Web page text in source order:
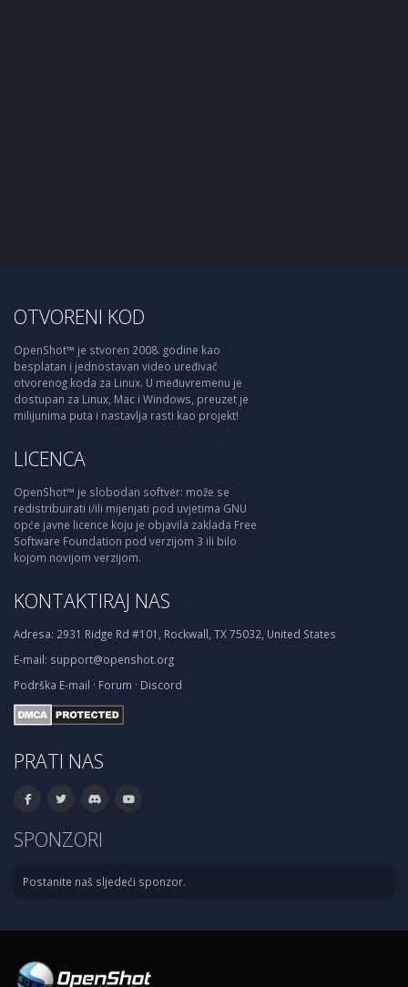
OTVORENI KOD
OpenShot™ je stvoren 2008. godine kao
besplatan i jednostavan video uređivač
otvorenog koda za Linux. U međuvremenu je
dostupan za Linux, Mac i Windows, preuzet je
milijunima puta i nastavlja rasti kao projekt!
LICENCA
OpenShot™ je slobodan softver: može se
redistribuirati i/ili mijenjati pod uvjetima GNU
opće javne licence koju je objavila zaklada Free
Software Foundation pod verzijom 3 ili bilo
kojom novijom verzijom.
KONTAKTIRAJ NAS
Adresa: 2931 Ridge Rd #101, Rockwall, TX 75032, United States
E-mail: support@openshot.org
Podrška E-mail · Forum · Discord
PRATI NAS
SPONZORI
Postanite naš sljedeći sponzor.